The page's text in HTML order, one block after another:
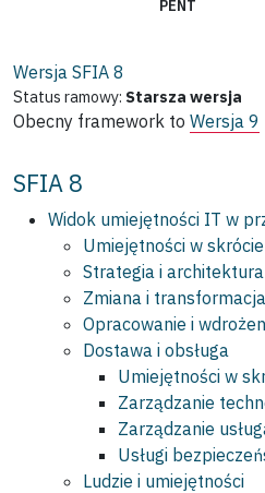
PENT
Wersja SFIA 8
Status ramowy: Starsza wersja
Obecny framework to Wersja 9
SFIA 8
Widok umiejętności IT w
Umiejętności w skrócie
Strategia i architektura
Zmiana i transformacja
Opracowanie i
Dostawa i obsługa
Umiejętności w
Zarządzanie
Zarządzanie
Usługi
Ludzie i umiejętności